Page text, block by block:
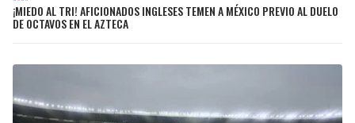
¡MIEDO AL TRI! AFICIONADOS INGLESES TEMEN A MÉXICO PREVIO AL DUELO
DE OCTAVOS EN EL AZTECA